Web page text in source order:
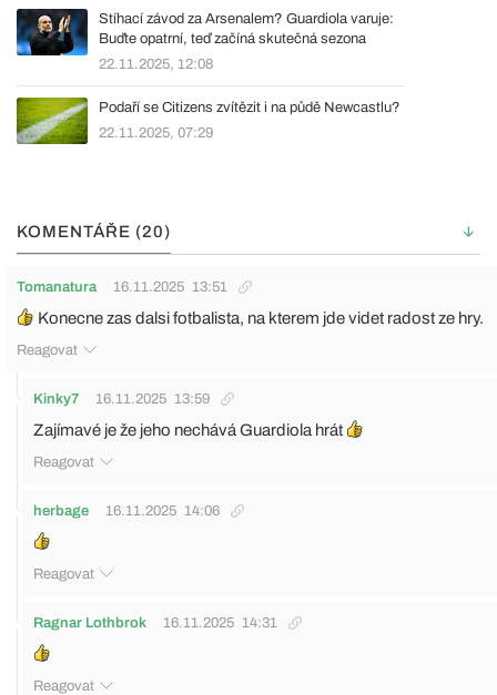
Stíhací závod za Arsenalem? Guardiola varuje:
Buďte opatrní, teď začíná skutečná sezona
22.11.2025, 12:08
Podaří se Citizens zvítězit i na půdě Newcastlu?
22.11.2025, 07:29
KOMENTÁŘE (20)
Tomanatura 16.11.2025 13:51
Konecne zas dalsi fotbalista, na kterem jde videt radost ze hry.
Reagovat
Kinky7 16.11.2025 13:59
Zajímavé je že jeho nechává Guardiola hrát
Reagovat
herbage 16.11.2025 14:06
Reagovat
Ragnar Lothbrok 16.11.2025 14:31
Reagovat